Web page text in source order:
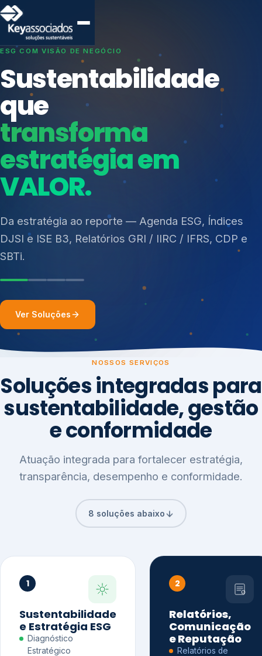
SISTEMAS DE GESTÃO OTIMIZADOS E INTEGRADOS
Conformidade que
protege seu
negócio.
Consultoria, auditoria e treinamentos em ISO 27001,
ISO 27701, ISO 42001, ISO 37001, ISO 9001, ISO
resíduos sólidos (PGRS/PMGRS).
Índices de Mercado
Mudanças Climáticas
Reputação e Cadeia
Reporte Regulatório
Ver Soluções
NOSSOS SERVIÇOS
Soluções integradas para
sustentabilidade, gestão
e conformidade
Atuação integrada para fortalecer estratégia,
transparência, desempenho e conformidade.
8 soluções abaixo
1
Sustentabilidade
e Estratégia ESG
Diagnóstico
Estratégico
2
Relatórios,
Comunicação
e Reputação
Relatórios de